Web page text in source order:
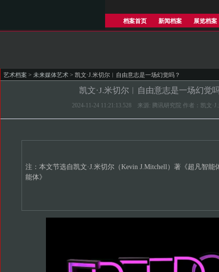
档案首页 新闻档案 展览档案
艺术档案 > 未来媒体艺术 > 凯文·J.米切尔︱自由意志是一场幻觉吗？
凯文·J.米切尔︱自由意志是一场幻觉
2024-11-24 11:21:13.528 来源: 腾讯研究院 作者：凯文
注：本文节选自凯文·J.米切尔（Kevin J.Mitchell）著《超凡智
能体》